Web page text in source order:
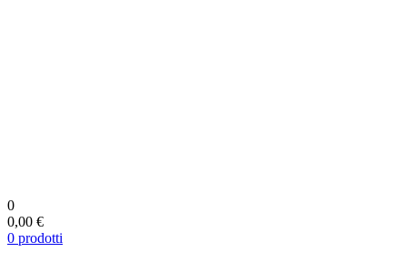
0
0,00 €
0 prodotti